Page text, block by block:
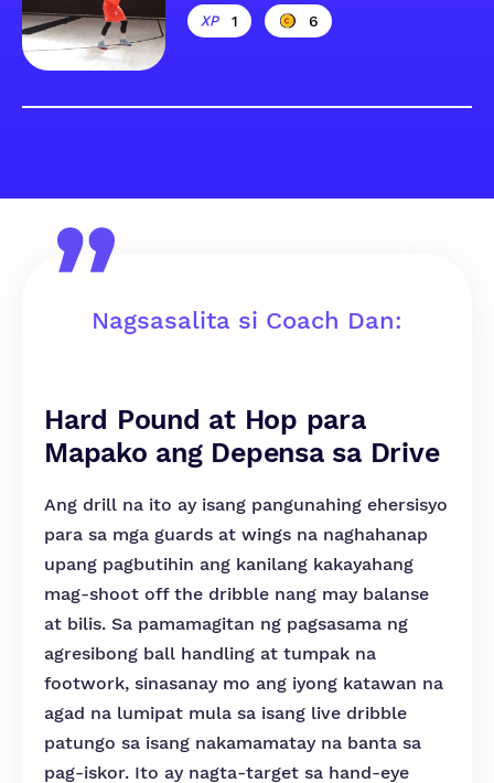
1 6
Nagsasalita si Coach Dan:
Hard Pound at Hop para
Mapako ang Depensa sa Drive
Ang drill na ito ay isang pangunahing ehersisyo
para sa mga guards at wings na naghahanap
upang pagbutihin ang kanilang kakayahang
mag-shoot off the dribble nang may balanse
at bilis. Sa pamamagitan ng pagsasama ng
agresibong ball handling at tumpak na
footwork, sinasanay mo ang iyong katawan na
agad na lumipat mula sa isang live dribble
patungo sa isang nakamamatay na banta sa
pag-iskor. Ito ay nagta-target sa hand-eye